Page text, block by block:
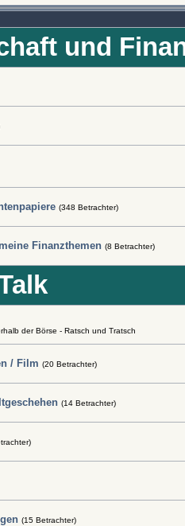
und
(348 Betrachter)
Finanzthemen (8 Betrachter)
der Börse - Ratsch und Tratsch
/ Film (20 Betrachter)
(14 Betrachter)
(15 Betrachter)